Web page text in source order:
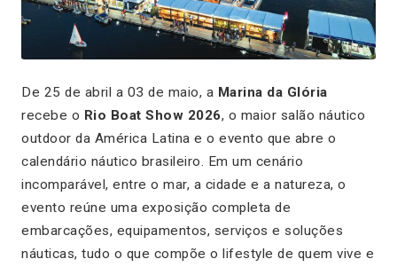
De 25 de abril a 03 de maio, a Marina da Glória
recebe o Rio Boat Show 2026, o maior salão náutico
outdoor da América Latina e o evento que abre o
calendário náutico brasileiro. Em um cenário
incomparável, entre o mar, a cidade e a natureza, o
evento reúne uma exposição completa de
embarcações, equipamentos, serviços e soluções
náuticas, tudo o que compõe o lifestyle de quem vive e